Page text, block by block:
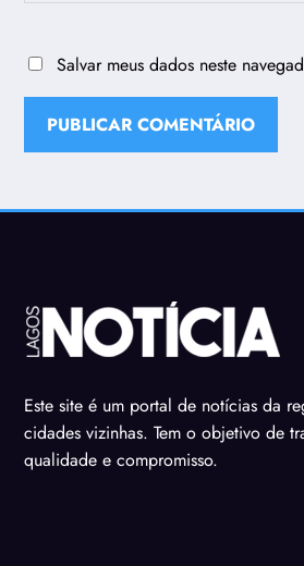
Salvar meus dados neste
Este site é um portal de notícias da
cidades vizinhas. Tem o objetivo de
qualidade e compromisso.